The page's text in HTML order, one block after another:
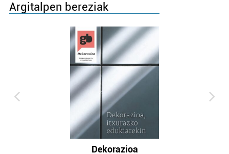
Argitalpen bereziak
Dekorazioa